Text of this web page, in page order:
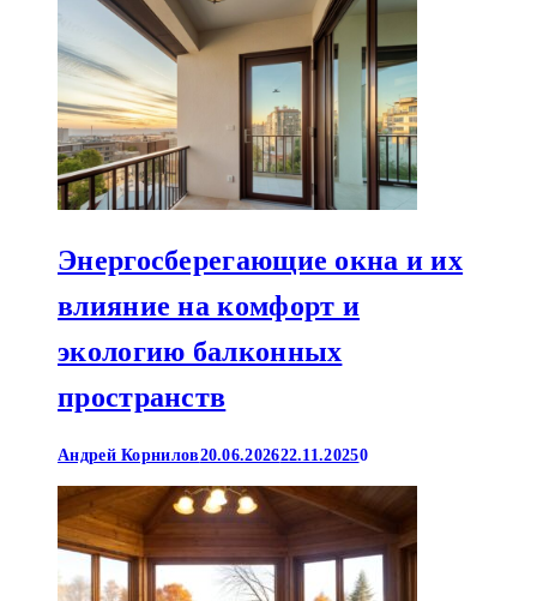
Энергосберегающие окна и их
влияние на комфорт и
экологию балконных
пространств
Андрей Корнилов20.06.202622.11.20250